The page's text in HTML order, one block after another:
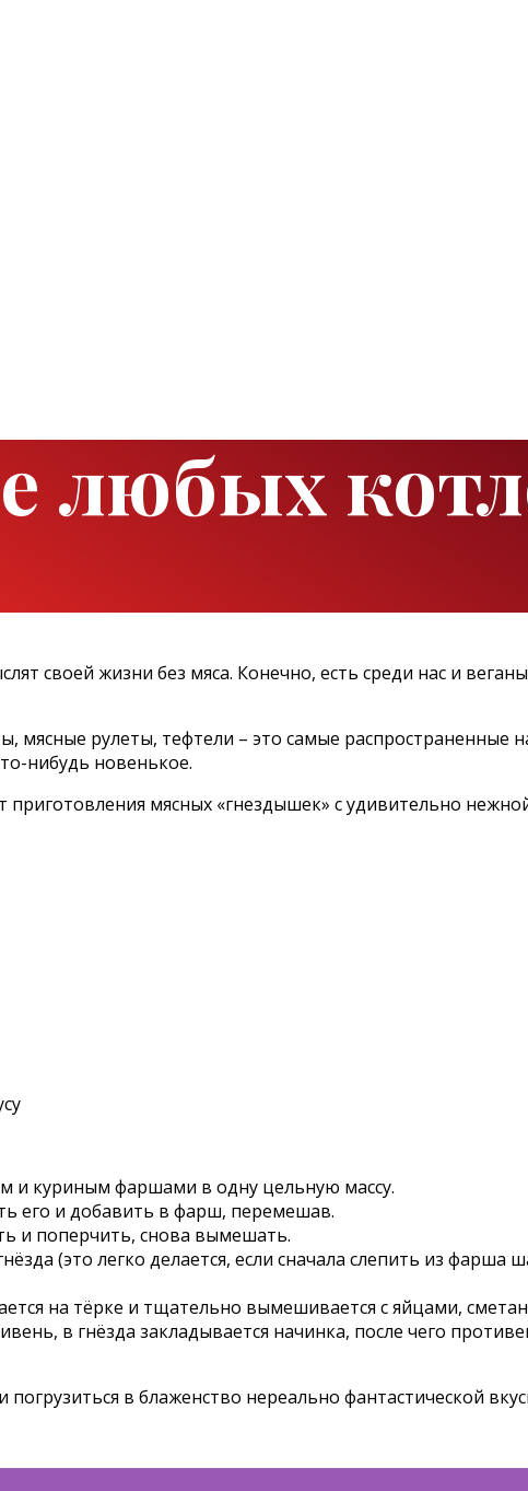
любых
своей жизни без мяса. Конечно, есть среди нас и
мясные рулеты, тефтели – это самые
нибудь новенькое.
мясных «гнездышек» с удивительно
и куриным фаршами в одну цельную массу.
его и добавить в фарш, перемешав.
и поперчить, снова вымешать.
(это легко делается, если сначала слепить из фарша
на тёрке и тщательно вымешивается с яйцами,
в гнёзда закладывается начинка, после чего
погрузиться в блаженство нереально фантастической